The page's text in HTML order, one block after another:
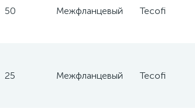
50 Межфланцевый Tecofi
25 Межфланцевый Tecofi